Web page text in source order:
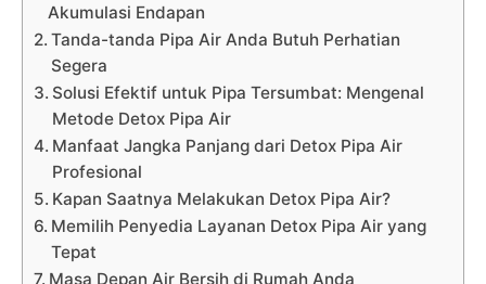
Akumulasi Endapan
Tanda-tanda Pipa Air Anda Butuh Perhatian
Segera
Solusi Efektif untuk Pipa Tersumbat: Mengenal
Metode Detox Pipa Air
Manfaat Jangka Panjang dari Detox Pipa Air
Profesional
Kapan Saatnya Melakukan Detox Pipa Air?
Memilih Penyedia Layanan Detox Pipa Air yang
Tepat
Masa Depan Air Bersih di Rumah Anda